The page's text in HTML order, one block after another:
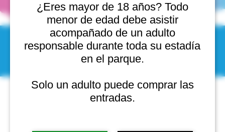
¿Eres mayor de 18 años? Todo
menor de edad debe asistir
acompañado de un adulto
responsable durante toda su estadía
en el parque.
Solo un adulto puede comprar las
entradas.